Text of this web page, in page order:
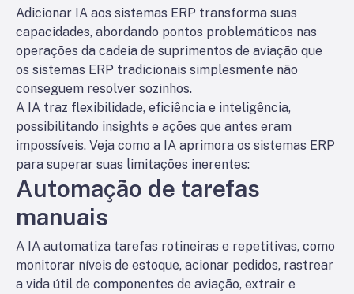
Adicionar IA aos sistemas ERP transforma suas
capacidades, abordando pontos problemáticos nas
operações da cadeia de suprimentos de aviação que
os sistemas ERP tradicionais simplesmente não
conseguem resolver sozinhos.
A IA traz flexibilidade, eficiência e inteligência,
possibilitando insights e ações que antes eram
impossíveis. Veja como a IA aprimora os sistemas ERP
para superar suas limitações inerentes:
Automação de tarefas
manuais
A IA automatiza tarefas rotineiras e repetitivas, como
monitorar níveis de estoque, acionar pedidos, rastrear
a vida útil de componentes de aviação, extrair e